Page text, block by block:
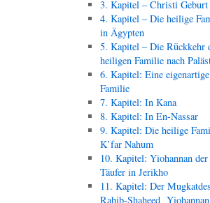
3. Kapitel – Christi Geburt
4. Kapitel – Die heilige
in Ägypten
5. Kapitel – Die Rückkehr
heiligen Familie nach
6. Kapitel: Eine eigenartige
Familie
7. Kapitel: In Kana
8. Kapitel: In En-Nassar
9. Kapitel: Die heilige
K’far Nahum
10. Kapitel: Yiohannan der
Täufer in Jerikho
11. Kapitel: Der
Rahib-Shaheed